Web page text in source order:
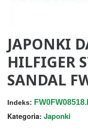
JAPONKI
HILFIGER
SANDAL
Indeks:
Kategoria: Japonki